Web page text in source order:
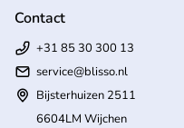
Contact
+31 85 30 300 13
service@blisso.nl
Bijsterhuizen 2511
6604LM Wijchen